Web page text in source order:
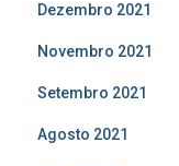
Dezembro 2021
Novembro 2021
Setembro 2021
Agosto 2021